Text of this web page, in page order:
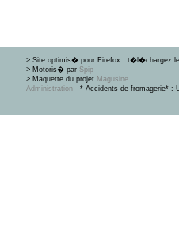
> Site optimis� pour Firefox : t�l�chargez le
> Motoris� par Spip
> Maquette du projet Magusine
Administration - * Accidents de fromagerie* :